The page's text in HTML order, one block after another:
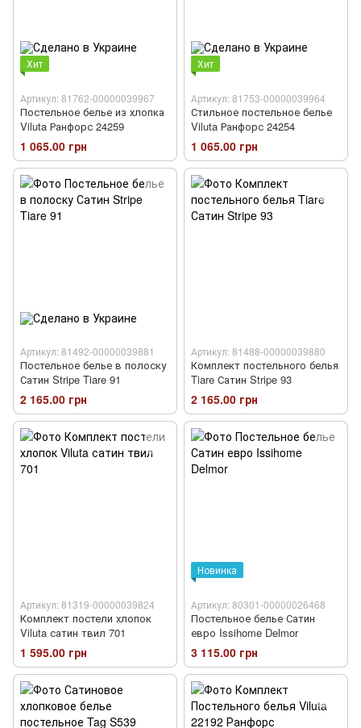
Хит
Артикул: 81762-00000039967
Постельное белье из хлопка
Viluta Ранфорс 24259
1 065.00 грн
Хит
Артикул: 81753-00000039964
Стильное постельное белье
Viluta Ранфорс 24254
1 065.00 грн
Артикул: 81492-00000039881
Постельное белье в полоску
Сатин Stripe Tiare 91
2 165.00 грн
Артикул: 81488-00000039880
Комплект постельного белья
Tiare Сатин Stripe 93
2 165.00 грн
Артикул: 81319-00000039824
Комплект постели хлопок
Viluta сатин твил 701
1 595.00 грн
Новинка
Артикул: 80301-00000026468
Постельное белье Сатин
евро Issihome Delmor
3 115.00 грн